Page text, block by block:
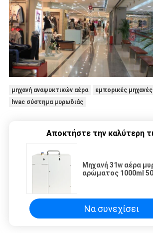
μηχανή αναψυκτικών αέρα
εμπορικές
hvac σύστημα μυρωδιάς
Αποκτήστε την καλύτερη
Μηχανή 31w αέρα
αρώματος 1000ml
Να συνεχίσει